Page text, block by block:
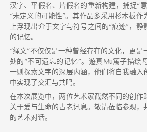
汉字、平假名、片假名的重新构建，捕捉“
“未定义的可能性”。其作品多采用杉木板作
上浮现出介于文字与符号之间的“痕迹”，
的记忆。
“绳文”不仅仅是一种曾经存在的文化，更是
处的“不可遗忘的记忆”。遊真Mu篤子描绘
一则探索文字的深层内涵，他们将自我融入
中实现了交汇与共鸣。
在本次展览中，两位艺术家截然不同的创作
关于爱与生命的古老讯息。敬请莅临参观，
的艺术对话。